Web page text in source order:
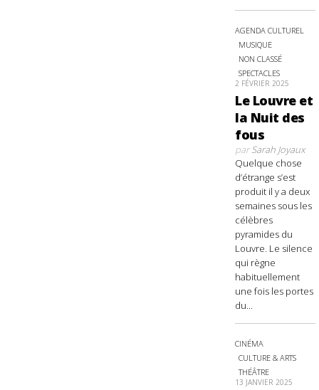
AGENDA CULTUREL
MUSIQUE
NON CLASSÉ
SPECTACLES
2 FÉVRIER 2025
Le Louvre et
la Nuit des
fous
parSarah Joyaux
Quelque chose
d’étrange s’est
produit il y a deux
semaines sous les
célèbres
pyramides du
Louvre. Le silence
qui règne
habituellement
une fois les portes
du...
CINÉMA
CULTURE & ARTS
THÉÂTRE
13 JANVIER 2025